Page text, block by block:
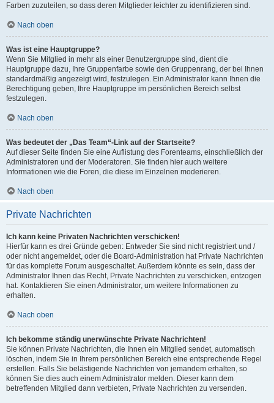
Farben zuzuteilen, so dass deren Mitglieder leichter zu identifizieren sind.
Nach oben
Was ist eine Hauptgruppe?
Wenn Sie Mitglied in mehr als einer Benutzergruppe sind, dient die
Hauptgruppe dazu, Ihre Gruppenfarbe sowie den Gruppenrang, der bei Ihnen
standardmäßig angezeigt wird, festzulegen. Ein Administrator kann Ihnen die
Berechtigung geben, Ihre Hauptgruppe im persönlichen Bereich selbst
festzulegen.
Nach oben
Was bedeutet der „Das Team“-Link auf der Startseite?
Auf dieser Seite finden Sie eine Auflistung des Forenteams, einschließlich der
Administratoren und der Moderatoren. Sie finden hier auch weitere
Informationen wie die Foren, die diese im Einzelnen moderieren.
Nach oben
Private Nachrichten
Ich kann keine Privaten Nachrichten verschicken!
Hierfür kann es drei Gründe geben: Entweder Sie sind nicht registriert und /
oder nicht angemeldet, oder die Board-Administration hat Private Nachrichten
für das komplette Forum ausgeschaltet. Außerdem könnte es sein, dass der
Administrator Ihnen das Recht, Private Nachrichten zu verschicken, entzogen
hat. Kontaktieren Sie einen Administrator, um weitere Informationen zu
erhalten.
Nach oben
Ich bekomme ständig unerwünschte Private Nachrichten!
Sie können Private Nachrichten, die Ihnen ein Mitglied sendet, automatisch
löschen, indem Sie in Ihrem persönlichen Bereich eine entsprechende Regel
erstellen. Falls Sie belästigende Nachrichten von jemandem erhalten, so
können Sie dies auch einem Administrator melden. Dieser kann dem
betreffenden Mitglied dann verbieten, Private Nachrichten zu versenden.